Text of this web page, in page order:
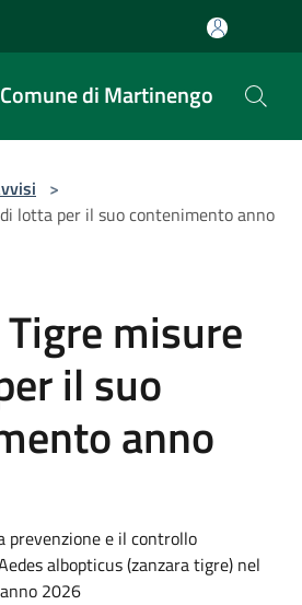
Comune di Martinengo
>
lotta per il suo contenimento anno
misure
il suo
anno
prevenzione e il controllo
albopticus (zanzara tigre) nel
2026